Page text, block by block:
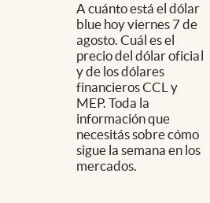
A cuánto está el dólar
blue hoy viernes 7 de
agosto. Cuál es el
precio del dólar oficial
y de los dólares
financieros CCL y
MEP. Toda la
información que
necesitás sobre cómo
sigue la semana en los
mercados.